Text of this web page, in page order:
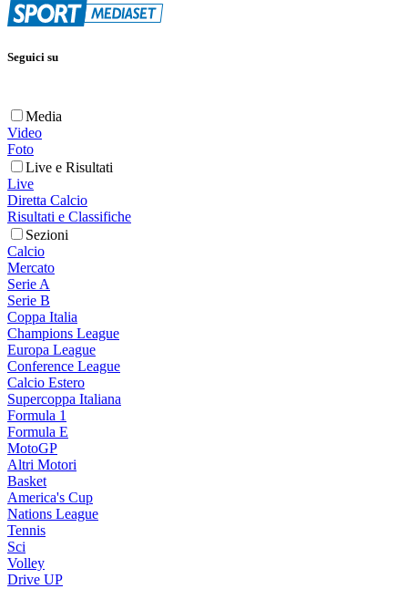
Seguici su
Media
Video
Foto
Live e Risultati
Live
Diretta Calcio
Risultati e Classifiche
Sezioni
Calcio
Mercato
Serie A
Serie B
Coppa Italia
Champions League
Europa League
Conference League
Calcio Estero
Supercoppa Italiana
Formula 1
Formula E
MotoGP
Altri Motori
Basket
America's Cup
Nations League
Tennis
Sci
Volley
Drive UP